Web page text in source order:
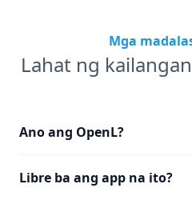
Mga
Lahat ng
Ano ang OpenL?
Libre ba ang app na ito?